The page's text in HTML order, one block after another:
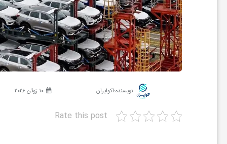
نویسنده:اکوایران 10 ژوئن 2026
Rate this post